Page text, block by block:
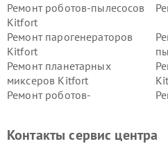
Ремонт роботов-пылесосов
Kitfort
Ремонт парогенераторов
Kitfort
Ремонт планетарных
миксеров Kitfort
Ремонт роботов-
Kitfort
Контакты сервис центра